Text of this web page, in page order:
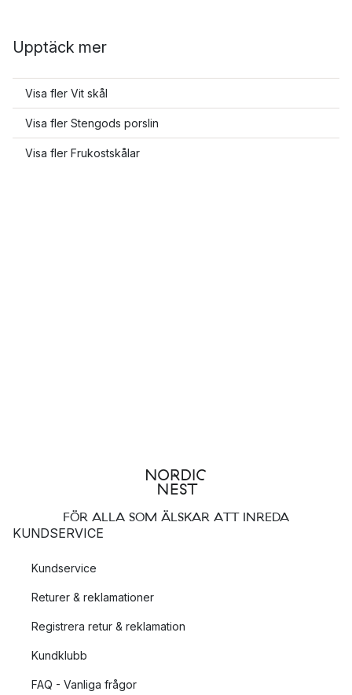
Upptäck mer
Visa fler Vit skål
Visa fler Stengods porslin
Visa fler Frukostskålar
FÖR ALLA SOM ÄLSKAR ATT INREDA
KUNDSERVICE
Kundservice
Returer & reklamationer
Registrera retur & reklamation
Kundklubb
FAQ - Vanliga frågor